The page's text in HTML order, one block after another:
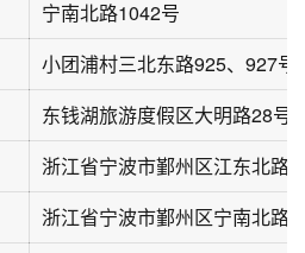
宁南北路1042号
小团浦村三北东路925、927号
东钱湖旅游度假区大明路28号
浙江省宁波市鄞州区江东北路
浙江省宁波市鄞州区宁南北路